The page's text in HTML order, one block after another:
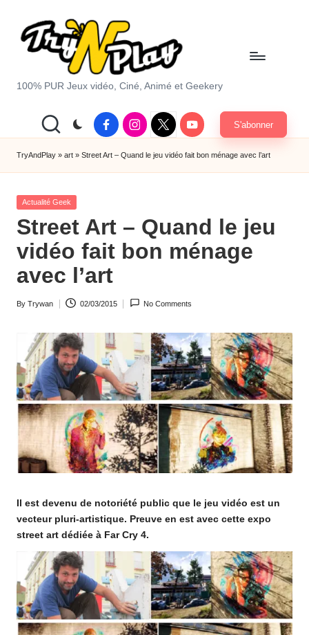
T
y
A
d
P
la
y.
c
m
100% PUR Jeux vidéo, Ciné, Animé et Geekery
FacebookInstagram
X
|
Twitter
Youtube S'abonner
TryAndPlay » art » Street Art – Quand le jeu vidéo fait bon ménage avec l’art
Posted
Actualité Geek
Street Art – Quand le jeu
vidéo fait bon ménage
avec l’art
Posted
By Trywan 02/03/2015 No Comments
Il est devenu de notoriété public que le jeu vidéo est un
vecteur pluri-artistique. Preuve en est avec cette expo
street art dédiée à Far Cry 4.